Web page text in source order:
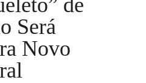
Será
Novo